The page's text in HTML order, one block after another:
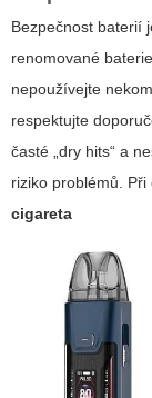
Bezpečnost baterií
renomované
nepoužívejte
respektujte
časté „dry hits“ a
riziko problémů.
cigareta